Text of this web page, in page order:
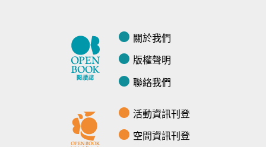
關於我們
版權聲明
聯絡我們
活動資訊刊登
空間資訊刊登